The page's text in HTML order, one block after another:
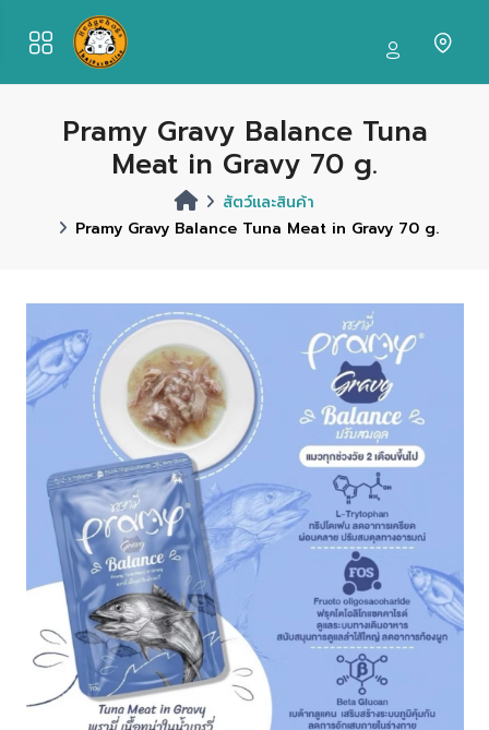
Pramy Gravy Balance Tuna
Meat in Gravy 70 g.
สัตว์และสินค้า
Pramy Gravy Balance Tuna Meat in Gravy 70 g.